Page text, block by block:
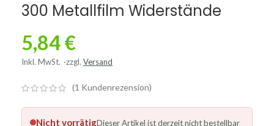
300 Metallfilm Widerstände
5,84€
Inkl. MwSt. zzgl. Versand
(1 Kundenrezension)
Nicht vorrätigDieser Artikel ist derzeit nicht bestellbar